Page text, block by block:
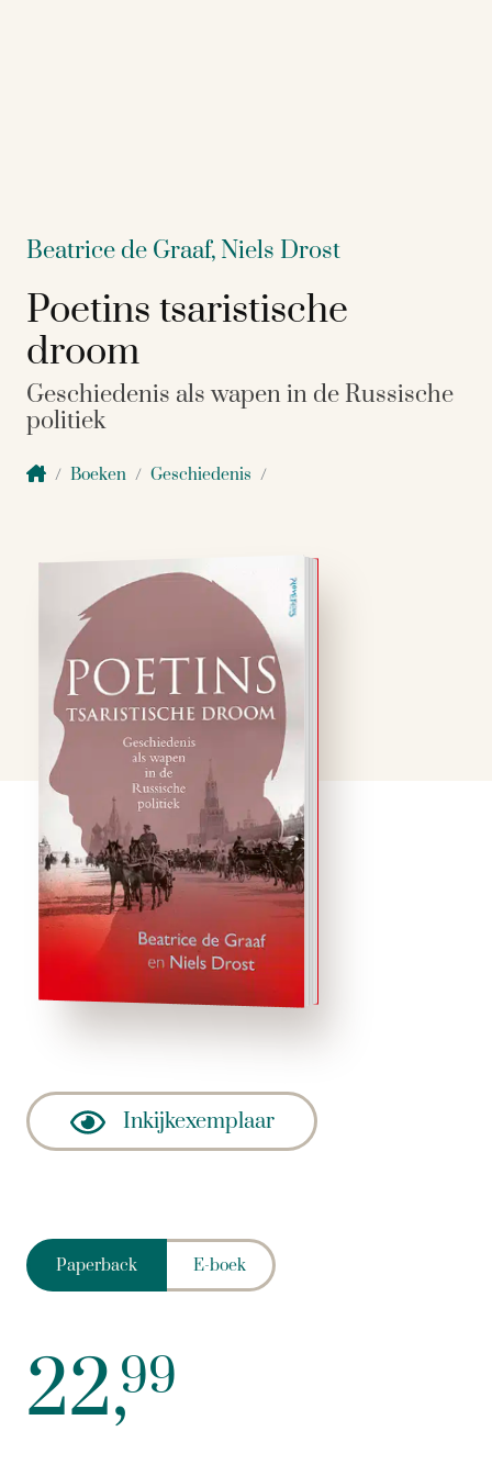
Beatrice de Graaf, Niels Drost
Poetins tsaristische
droom
Geschiedenis als wapen in de Russische
politiek
Boeken Geschiedenis
Inkijkexemplaar
Paperback E-boek
22,99